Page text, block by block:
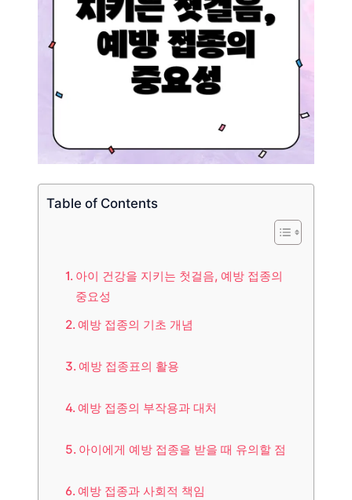
Table of Contents
아이 건강을 지키는 첫걸음, 예방 접종의
중요성
예방 접종의 기초 개념
예방 접종표의 활용
예방 접종의 부작용과 대처
아이에게 예방 접종을 받을 때 유의할 점
예방 접종과 사회적 책임